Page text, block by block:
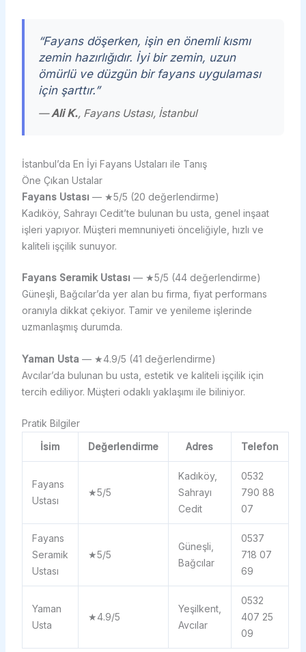
“Fayans döşerken, işin en önemli kısmı
zemin hazırlığıdır. İyi bir zemin, uzun
ömürlü ve düzgün bir fayans uygulaması
için şarttır.”
—Ali K., Fayans Ustası, İstanbul
İstanbul’da En İyi Fayans Ustaları ile Tanış
Öne Çıkan Ustalar
Fayans Ustası — ★5/5 (20 değerlendirme)
Kadıköy, Sahrayı Cedit’te bulunan bu usta, genel inşaat
işleri yapıyor. Müşteri memnuniyeti önceliğiyle, hızlı ve
kaliteli işçilik sunuyor.
Fayans Seramik Ustası — ★5/5 (44 değerlendirme)
Güneşli, Bağcılar’da yer alan bu firma, fiyat performans
oranıyla dikkat çekiyor. Tamir ve yenileme işlerinde
uzmanlaşmış durumda.
Yaman Usta — ★4.9/5 (41 değerlendirme)
Avcılar’da bulunan bu usta, estetik ve kaliteli işçilik için
tercih ediliyor. Müşteri odaklı yaklaşımı ile biliniyor.
Pratik Bilgiler
İsim
Değerlendirme Adres Telefon
Fayans
Ustası
★5/5
Kadıköy,
Sahrayı
Cedit
0532
790 88
07
Fayans
Seramik
Ustası
★5/5
Güneşli,
Bağcılar
0537
718 07
69
Yaman
Usta
★4.9/5
Yeşilkent,
Avcılar
0532
407 25
09